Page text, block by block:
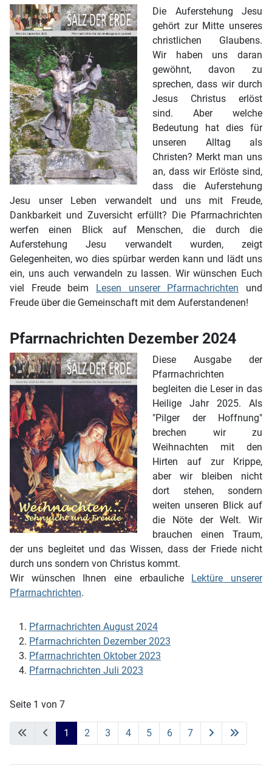
Die Auferstehung Jesu
gehört zur Mitte unseres
christlichen Glaubens.
Wir haben uns daran
gewöhnt, davon zu
sprechen, dass wir durch
Jesus Christus erlöst
sind. Aber welche
Bedeutung hat dies für
unseren Alltag als
Christen? Merkt man uns
an, dass wir Erlöste sind,
dass die Auferstehung
Jesu unser Leben verwandelt und uns mit Freude,
Dankbarkeit und Zuversicht erfüllt? Die Pfarrnachrichten
werfen einen Blick auf Menschen, die durch die
Auferstehung Jesu verwandelt wurden, zeigt
Gelegenheiten, wo dies spürbar werden kann und lädt uns
ein, uns auch verwandeln zu lassen. Wir wünschen Euch
viel Freude beim
Lesen unserer Pfarrnachrichten und
Freude über die Gemeinschaft mit dem Auferstandenen!
Pfarrnachrichten Dezember 2024
Diese Ausgabe der
Pfarrnachrichten
begleiten die Leser in das
Heilige Jahr 2025. Als
"Pilger der Hoffnung"
brechen wir zu
Weihnachten mit den
Hirten auf zur Krippe,
aber wir bleiben nicht
dort stehen, sondern
weiten unseren Blick auf
die Nöte der Welt. Wir
brauchen einen Traum,
der uns begleitet und das Wissen, dass der Friede nicht
durch uns sondern von Christus kommt.
Wir wünschen Ihnen eine erbauliche Lektüre unserer
Pfarrnachrichten.
Pfarrnachrichten August 2024
Pfarrnachrichten Dezember 2023
Pfarrnachrichten Oktober 2023
Pfarrnachrichten Juli 2023
Seite 1 von 7
1 2 3 4 5 6 7